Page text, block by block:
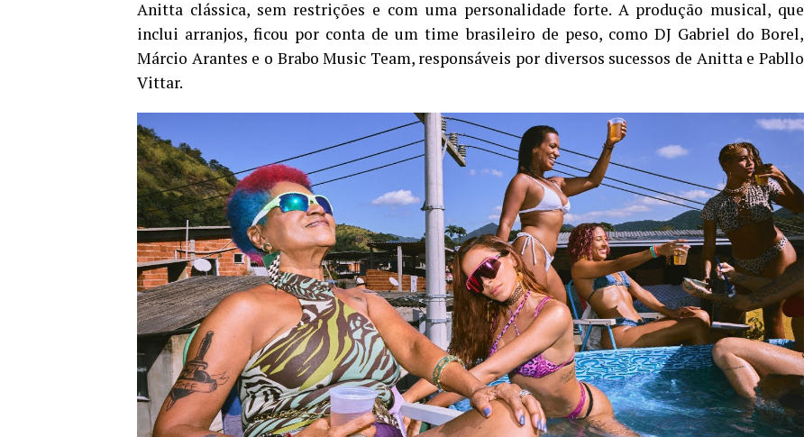
Anitta clássica, sem restrições e com uma personalidade forte. A produção musical, que
inclui arranjos, ficou por conta de um time brasileiro de peso, como DJ Gabriel do Borel,
Márcio Arantes e o Brabo Music Team, responsáveis por diversos sucessos de Anitta e Pabllo
Vittar.